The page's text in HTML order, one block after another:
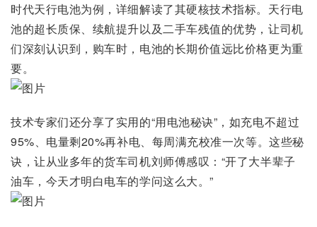
时代天行电池为例，详细解读了其硬核技术指标。天行电
池的超长质保、续航提升以及二手车残值的优势，让司机
们深刻认识到，购车时，电池的长期价值远比价格更为重
要。
技术专家们还分享了实用的“用电池秘诀”，如充电不超过
95%、电量剩20%再补电、每周满充校准一次等。这些秘
诀，让从业多年的货车司机刘师傅感叹：“开了大半辈子
油车，今天才明白电车的学问这么大。”